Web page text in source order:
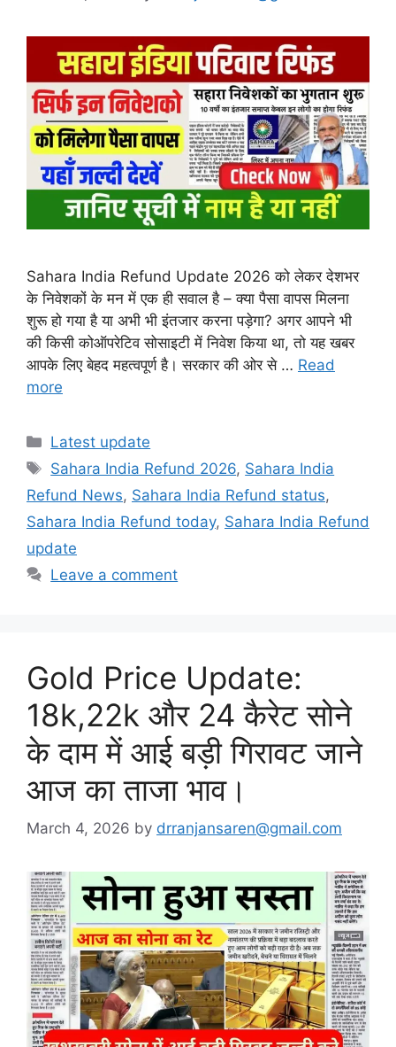
Sahara India Refund Update 2026 को लेकर देशभर
के निवेशकों के मन में एक ही सवाल है – क्या पैसा वापस मिलना
शुरू हो गया है या अभी भी इंतजार करना पड़ेगा? अगर आपने भी
की किसी कोऑपरेटिव सोसाइटी में निवेश किया था, तो यह खबर
आपके लिए बेहद महत्वपूर्ण है। सरकार की ओर से … Read
more
Categories
Latest update
Tags
Sahara India Refund 2026, Sahara India
Refund News, Sahara India Refund status,
Sahara India Refund today, Sahara India Refund
update
Leave a comment
Gold Price Update:
18k,22k और 24 कैरेट सोने
के दाम में आई बड़ी गिरावट जाने
आज का ताजा भाव।
March 4, 2026 by drranjansaren@gmail.com